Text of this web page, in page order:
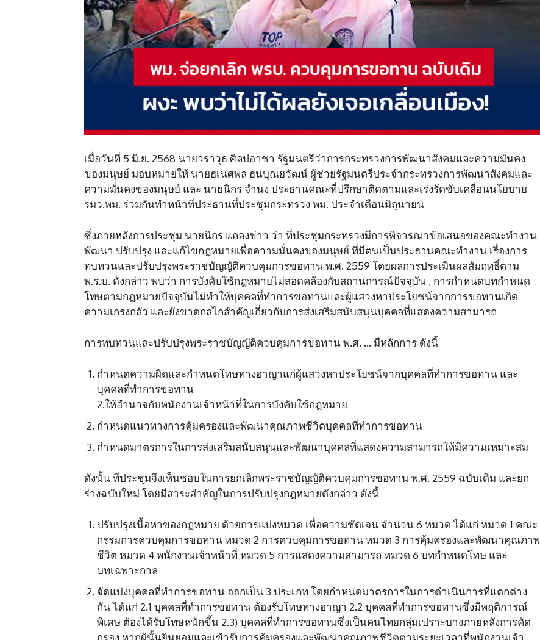
เมื่อวันที่ 5 มิ.ย. 2568 นายวราวุธ ศิลปอาชา รัฐมนตรีว่าการกระทรวงการพัฒนาสังคมและความมั่นคง
ของมนุษย์ มอบหมายให้ นายธเนศพล ธนบุณยวัฒน์ ผู้ช่วยรัฐมนตรีประจำกระทรวงการพัฒนาสังคมและ
ความมั่นคงของมนุษย์ และ นายนิกร จำนง ประธานคณะที่ปรึกษาติดตามและเร่งรัดขับเคลื่อนนโยบาย
รมว.พม. ร่วมกันทำหน้าที่ประธานที่ประชุมกระทรวง พม. ประจำเดือนมิถุนายน
ซึ่งภายหลังการประชุม นายนิกร แถลงข่าว ว่า ที่ประชุมกระทรวงมีการพิจารณาข้อเสนอของคณะทำงาน
พัฒนา ปรับปรุง และแก้ไขกฎหมายเพื่อความมั่นคงของมนุษย์ ที่มีตนเป็นประธานคณะทำงาน เรื่องการ
ทบทวนและปรับปรุงพระราชบัญญัติควบคุมการขอทาน พ.ศ. 2559 โดยผลการประเมินผลสัมฤทธิ์ตาม
พ.ร.บ. ดังกล่าว พบว่า การบังคับใช้กฎหมายไม่สอดคล้องกับสถานการณ์ปัจจุบัน , การกำหนดบทกำหนด
โทษตามกฎหมายปัจจุบันไม่ทำให้บุคคลที่ทำการขอทานและผู้แสวงหาประโยชน์จากการขอทานเกิด
ความเกรงกลัว และยังขาดกลไกสำคัญเกี่ยวกับการส่งเสริมสนับสนุนบุคคลที่แสดงความสามารถ
การทบทวนและปรับปรุงพระราชบัญญัติควบคุมการขอทาน พ.ศ. … มีหลักการ ดังนี้
กำหนดความผิดและกำหนดโทษทางอาญาแก่ผู้แสวงหาประโยชน์จากบุคคลที่ทำการขอทาน และ
บุคคลที่ทำการขอทาน
2.ให้อำนาจกับพนักงานเจ้าหน้าที่ในการบังคับใช้กฎหมาย
กำหนดแนวทางการคุ้มครองและพัฒนาคุณภาพชีวิตบุคคลที่ทำการขอทาน
กำหนดมาตรการในการส่งเสริมสนับสนุนและพัฒนาบุคคลที่แสดงความสามารถให้มีความเหมาะสม
ดังนั้น ที่ประชุมจึงเห็นชอบในการยกเลิกพระราชบัญญัติควบคุมการขอทาน พ.ศ. 2559 ฉบับเดิม และยก
ร่างฉบับใหม่ โดยมีสาระสำคัญในการปรับปรุงกฎหมายดังกล่าว ดังนี้
ปรับปรุงเนื้อหาของกฎหมาย ด้วยการแบ่งหมวด เพื่อความชัดเจน จำนวน 6 หมวด ได้แก่ หมวด 1 คณะ
กรรมการควบคุมการขอทาน หมวด 2 การควบคุมการขอทาน หมวด 3 การคุ้มครองและพัฒนาคุณภาพ
ชีวิต หมวด 4 พนักงานเจ้าหน้าที่ หมวด 5 การแสดงความสามารถ หมวด 6 บทกำหนดโทษ และ
บทเฉพาะกาล
จัดแบ่งบุคคลที่ทำการขอทาน ออกเป็น 3 ประเภท โดยกำหนดมาตรการในการดำเนินการที่แตกต่าง
กัน ได้แก่ 2.1 บุคคลที่ทำการขอทาน ต้องรับโทษทางอาญา 2.2 บุคคลที่ทำการขอทานซึ่งมีพฤติการณ์
พิเศษ ต้องได้รับโทษหนักขึ้น 2.3) บุคคลที่ทำการขอทานซึ่งเป็นคนไทยกลุ่มเปราะบางภายหลังการคัด